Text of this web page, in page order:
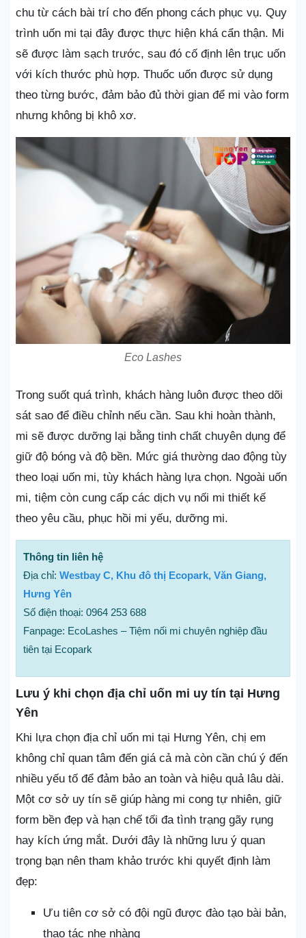
chu từ cách bài trí cho đến phong cách phục vụ. Quy
trình uốn mi tại đây được thực hiện khá cẩn thận. Mi
sẽ được làm sạch trước, sau đó cố định lên trục uốn
với kích thước phù hợp. Thuốc uốn được sử dụng
theo từng bước, đảm bảo đủ thời gian để mi vào form
nhưng không bị khô xơ.
Eco Lashes
Trong suốt quá trình, khách hàng luôn được theo dõi
sát sao để điều chỉnh nếu cần. Sau khi hoàn thành,
mi sẽ được dưỡng lại bằng tinh chất chuyên dụng để
giữ độ bóng và độ bền. Mức giá thường dao động tùy
theo loại uốn mi, tùy khách hàng lựa chọn. Ngoài uốn
mi, tiệm còn cung cấp các dịch vụ nối mi thiết kế
theo yêu cầu, phục hồi mi yếu, dưỡng mi.
Thông tin liên hệ
Địa chỉ: Westbay C, Khu đô thị Ecopark, Văn Giang,
Hưng Yên
Số điện thoại: 0964 253 688
Fanpage: EcoLashes – Tiệm nối mi chuyên nghiệp đầu
tiên tại Ecopark
Lưu ý khi chọn địa chỉ uốn mi uy tín tại Hưng
Yên
Khi lựa chọn địa chỉ uốn mi tại Hưng Yên, chị em
không chỉ quan tâm đến giá cả mà còn cần chú ý đến
nhiều yếu tố để đảm bảo an toàn và hiệu quả lâu dài.
Một cơ sở uy tín sẽ giúp hàng mi cong tự nhiên, giữ
form bền đẹp và hạn chế tối đa tình trạng gãy rụng
hay kích ứng mắt. Dưới đây là những lưu ý quan
trọng bạn nên tham khảo trước khi quyết định làm
đẹp:
Ưu tiên cơ sở có đội ngũ được đào tạo bài bản,
thao tác nhẹ nhàng